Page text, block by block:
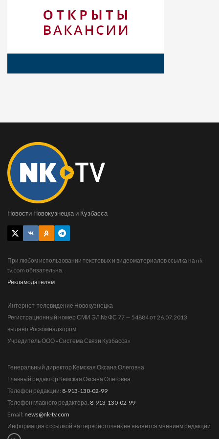
Новости Новокузнецка и Кузбасса
При любом использовании текстовых и видеоматериалов ссылка на nk-
tv.com обязательна.
Рекламодателям
Интернет-телевидение Новокузнецка
Регистрационный номер СМИ ЭЛ № ФС 77 — 54884 от 26.07.2013
выдано Роскомнадзором
Учредитель ООО «Система Связи Кузбасса»
Генеральный директор Кемская Оксана Олеговна
Главный редактор Кемская Оксана Олеговна
Телефон редакции: 8-913-130-02-99
Телефон главного редактора: 8-913-130-02-99
Email: news@nk-tv.com
Информация с ссылкой на первоисточник не является мнением редакции